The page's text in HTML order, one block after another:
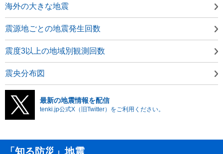
海外の大きな地震
震源地ごとの地震発生回数
震度3以上の地域別観測回数
震央分布図
最新の地震情報を配信
tenki.jp公式X（旧Twitter）をご利用ください。
「知る防災」地震